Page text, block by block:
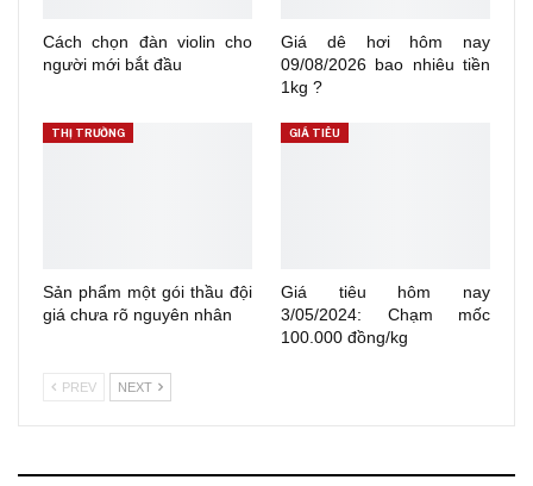
Cách chọn đàn violin cho
người mới bắt đầu
Giá dê hơi hôm nay
09/08/2026 bao nhiêu tiền
1kg ?
THỊ TRƯỜNG
Sản phẩm một gói thầu đội
giá chưa rõ nguyên nhân
GIÁ TIÊU
Giá tiêu hôm nay
3/05/2024: Chạm mốc
100.000 đồng/kg
PREV NEXT